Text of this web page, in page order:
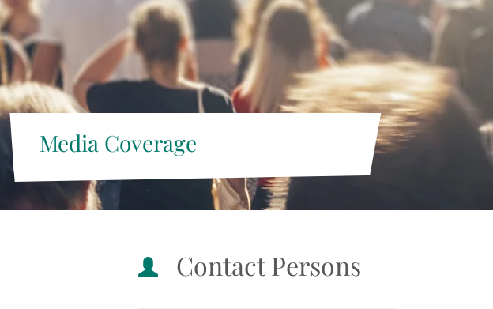
Media Coverage
Contact Persons